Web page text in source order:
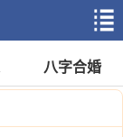
八字合婚